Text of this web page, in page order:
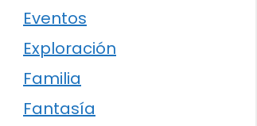
Eventos
Exploración
Familia
Fantasía